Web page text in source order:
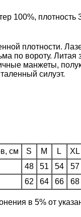
100%, плотность
плотности.
по вороту. Литая
манжеты,
силуэт.
см S M L XL
48 51 54 57
62 64 66 68
в 5% от